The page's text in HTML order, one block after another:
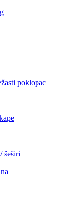
poklopac
šeširi